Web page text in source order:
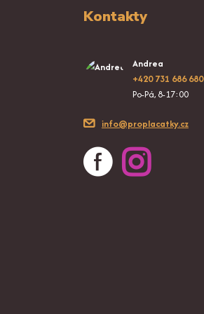
Kontakty
Andrea
+420 731 686 680
Po-Pá, 8-17:00
info@proplacatky.cz